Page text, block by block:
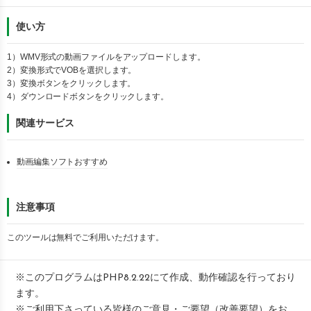
使い方
1） WMV形式の動画ファイルをアップロードします。
2）変換形式でVOBを選択します。
3）変換ボタンをクリックします。
4）ダウンロードボタンをクリックします。
関連サービス
動画編集ソフトおすすめ
注意事項
このツールは無料でご利用いただけます。
※このプログラムはPHP8.2.22にて作成、動作確認を行っており
ます。